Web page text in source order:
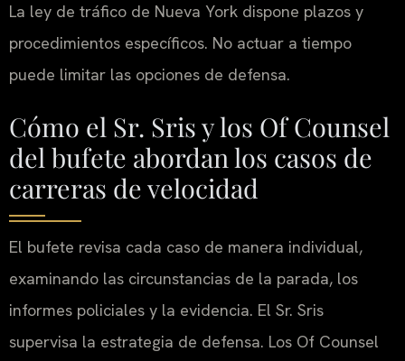
La ley de tráfico de Nueva York dispone plazos y
procedimientos específicos. No actuar a tiempo
puede limitar las opciones de defensa.
Cómo el Sr. Sris y los Of Counsel
del bufete abordan los casos de
carreras de velocidad
El bufete revisa cada caso de manera individual,
examinando las circunstancias de la parada, los
informes policiales y la evidencia. El Sr. Sris
supervisa la estrategia de defensa. Los Of Counsel